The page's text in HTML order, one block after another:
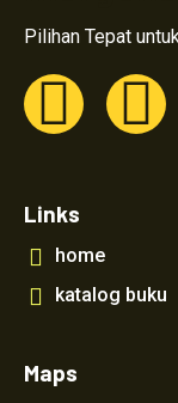
Pilihan Tepat
Links
home
katalog buku
Maps